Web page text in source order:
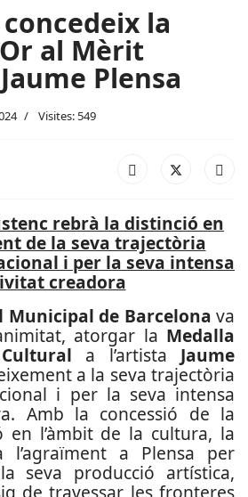
la
al Mèrit
Plensa
Visites: 549
rebrà la distinció en
de la seva trajectòria
i per la seva intensa
creadora
Municipal de Barcelona va
atorgar la Medalla
a l’artista Jaume
a la seva trajectòria
i per la seva intensa
Amb la concessió de la
en l’àmbit de la cultura, la
l’agraïment a Plensa per
la seva producció artística,
de travessar les fronteres